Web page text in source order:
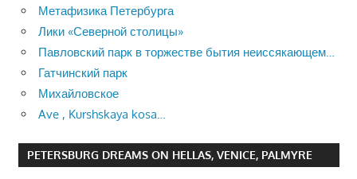
Метафизика Петербурга
Лики «Северной столицы»
Павловский парк в торжестве бытия неиссякающем…
Гатчинский парк
Михайловское
Ave , Kurshskaya kosa…
PETERSBURG DREAMS ON HELLAS, VENICE, PALMYRE